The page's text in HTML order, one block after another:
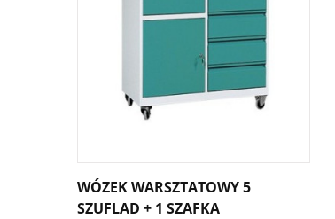
WÓZEK WARSZTATOWY 5
SZUFLAD + 1 SZAFKA